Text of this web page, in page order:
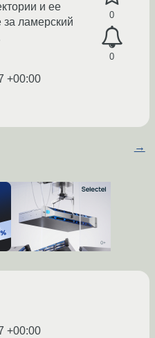
0
0
и ее
за ламерский
+00:00
→
+00:00